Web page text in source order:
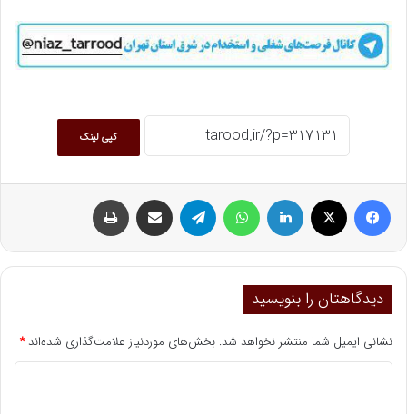
کپی لینک
ایکس
دیدگاهتان را بنویسید
نشانی ایمیل شما منتشر نخواهد شد. بخش‌های موردنیاز علامت‌گذاری شده‌اند*